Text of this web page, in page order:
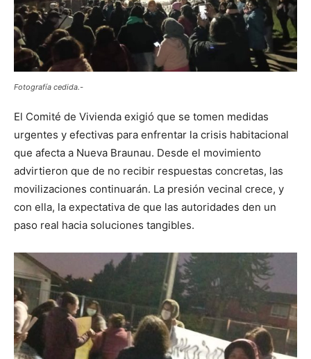
Fotografía cedida.-
El Comité de Vivienda exigió que se tomen medidas
urgentes y efectivas para enfrentar la crisis habitacional
que afecta a Nueva Braunau. Desde el movimiento
advirtieron que de no recibir respuestas concretas, las
movilizaciones continuarán. La presión vecinal crece, y
con ella, la expectativa de que las autoridades den un
paso real hacia soluciones tangibles.